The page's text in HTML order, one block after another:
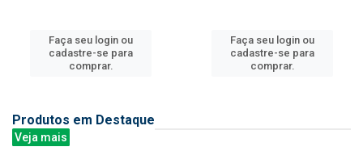
Faça seu login ou
cadastre-se para
comprar.
Faça seu login ou
cadastre-se para
comprar.
Produtos em Destaque
Veja mais